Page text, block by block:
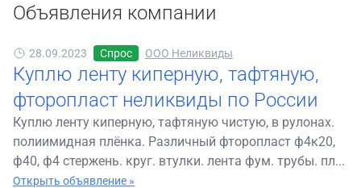
Объявления компании
28.09.2023 Спрос ООО Неликвиды
Куплю ленту киперную, тафтяную,
фторопласт неликвиды по России
Куплю ленту киперную, тафтяную чистую, в рулонах.
полиимидная плёнка. Различный фторопласт ф4к20,
ф40, ф4 стержень. круг. втулки. лента фум. трубы. пл...
Открыть объявление »